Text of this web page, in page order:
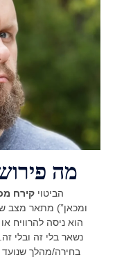
מה
הביטויקירח
ומכאן”) מתאר מצב
הוא ניסה להרוויח
נשאר בלי זה ובלי
בחירה/מהלך